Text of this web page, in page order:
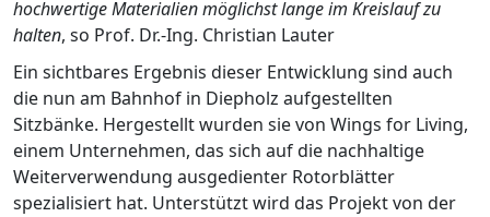
hochwertige Materialien möglichst lange im Kreislauf zu
halten, so Prof. Dr.-Ing. Christian Lauter
Ein sichtbares Ergebnis dieser Entwicklung sind auch
die nun am Bahnhof in Diepholz aufgestellten
Sitzbänke. Hergestellt wurden sie von Wings for Living,
einem Unternehmen, das sich auf die nachhaltige
Weiterverwendung ausgedienter Rotorblätter
spezialisiert hat. Unterstützt wird das Projekt von der